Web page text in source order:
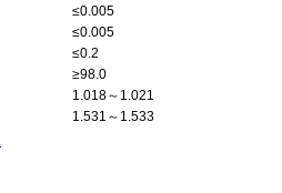
≤0.005
≤0.005
≤0.2
≥98.0
1.018～1.021
1.531～1.533